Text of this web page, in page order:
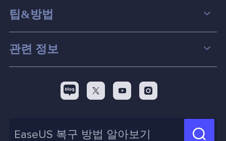
데이터 복구
파티션 관리
스크린 레코더
백업&복원
신제품 New
팁&방법
컴퓨터 데이터 복구 팁
맥 데이터 복구 팁
디스크 파티션 팁
관련 정보
리셀러
제휴 문의
  
